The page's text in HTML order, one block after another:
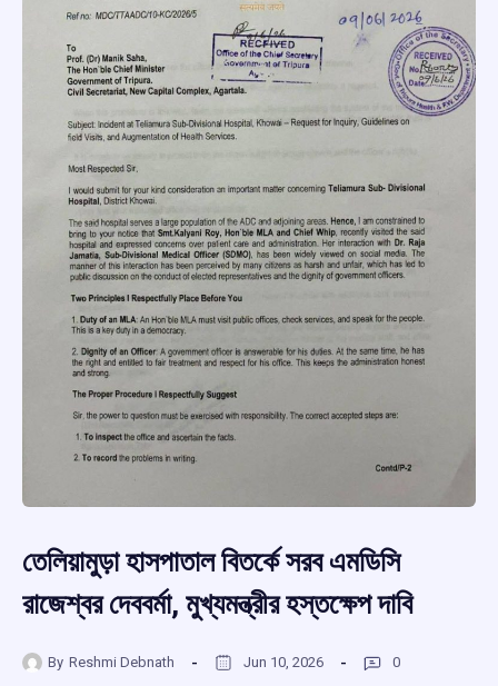
তেলিয়ামুড়া হাসপাতাল বিতর্কে সরব এমডিসি
রাজেশ্বর দেববর্মা, মুখ্যমন্ত্রীর হস্তক্ষেপ দাবি
By Reshmi Debnath Jun 10, 2026 0